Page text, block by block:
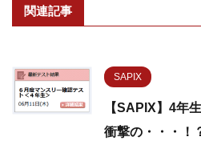
関連記事
SAPIX
【SAPIX】4年
衝撃の・・・！